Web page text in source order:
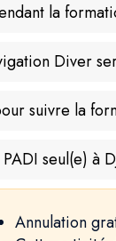
la
Diver
suivre la
seul(e) à
Annulation